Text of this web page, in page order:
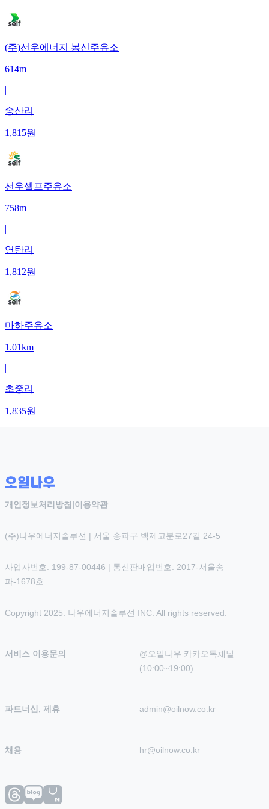
(주)선우에너지 봉신주유소
614m
|
송산리
1,815원
선우셀프주유소
758m
|
연탄리
1,812원
마하주유소
1.01km
|
초중리
1,835원
개인정보처리방침 |이용약관
(주)나우에너지솔루션 | 서울 송파구 백제고분로27길 24-5
사업자번호: 199-87-00446 | 통신판매업번호: 2017-서울송
파-1678호
Copyright 2025. 나우에너지솔루션 INC. All rights reserved.
서비스 이용문의
@오일나우 카카오톡채널
(10:00~19:00)
파트너십, 제휴 admin@oilnow.co.kr
채용 hr@oilnow.co.kr